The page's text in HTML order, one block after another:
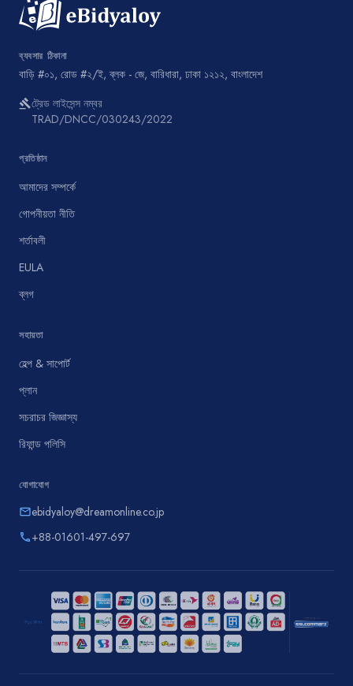
ব্যবসার ঠিকানা
বাড়ি #০১, রোড #২/ই, ব্লক - জে, বারিধারা, ঢাকা ১২১২, বাংলাদেশ
gavelট্রেড লাইসেন্স নম্বর
TRAD/DNCC/030243/2022
প্রতিষ্ঠান
আমাদের সম্পর্কে
গোপনীয়তা নীতি
শর্তাবলী
EULA
ব্লগ
সহায়তা
হেল্প & সাপোর্ট
প্লান
সচরাচর জিজ্ঞাস্য
রিফান্ড পলিসি
যোগাযোগ
emailebidyaloy@dreamonline.co.jp
phone+88-01601-497-697